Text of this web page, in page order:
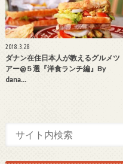
2018.3.28
ダナン在住日本人が教えるグルメツ
アー@５選『洋食ランチ編』By
dana…